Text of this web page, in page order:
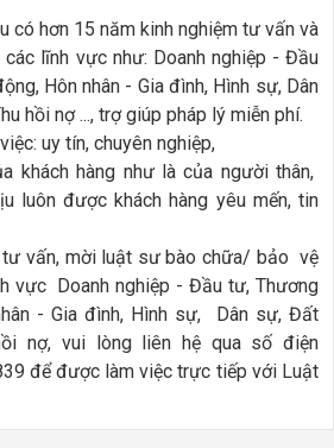
có hơn 15 năm kinh nghiệm tư vấn và
các lĩnh vực như: Doanh nghiệp - Đầu
Hôn nhân - Gia đình, Hình sự, Dân
hồi nợ ..., trợ giúp pháp lý miễn phí.
uy tín, chuyên nghiệp,
khách hàng như là của người thân,
luôn được khách hàng yêu mến, tin
tư vấn, mời luật sư bào chữa/ bảo vệ
vực Doanh nghiệp - Đầu tư, Thương
- Gia đình, Hình sự, Dân sự, Đất
nợ, vui lòng liên hệ qua số điện
để được làm việc trực tiếp với Luật